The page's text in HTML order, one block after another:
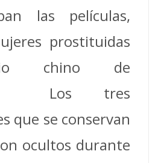
las películas,
prostituidas
chino de
Los tres
que se conservan
ocultos durante